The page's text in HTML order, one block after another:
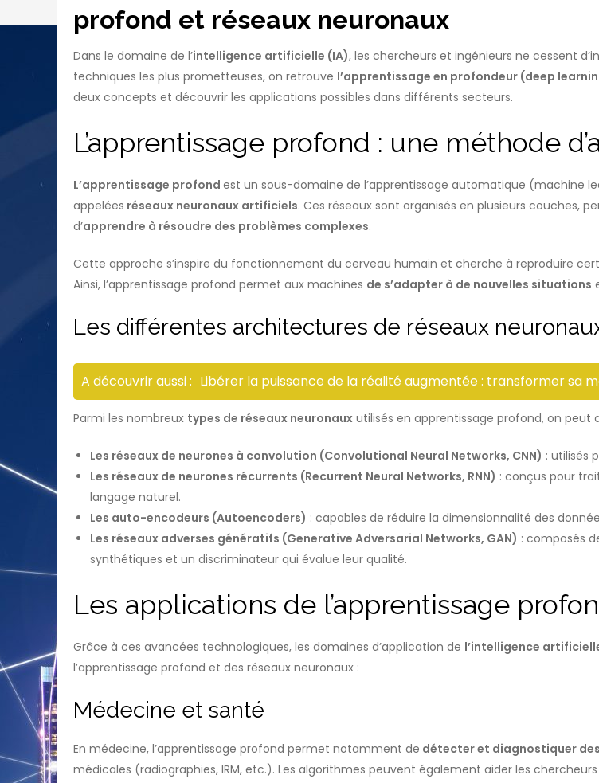
profond et réseaux neuronaux
Dans le domaine de l’intelligence artificielle (IA), les chercheurs et ingénieurs ne cessent
techniques les plus prometteuses, on retrouve l’apprentissage en profondeur (deep
deux concepts et découvrir les applications possibles dans différents secteurs.
L’apprentissage profond : une méthode
L’apprentissage profond est un sous-domaine de l’apprentissage automatique (machine
appelées réseaux neuronaux artificiels. Ces réseaux sont organisés en plusieurs couches,
d’apprendre à résoudre des problèmes complexes.
Cette approche s’inspire du fonctionnement du cerveau humain et cherche à reproduire
Ainsi, l’apprentissage profond permet aux machines de s’adapter à de nouvelles situations
Les différentes architectures de réseaux
A découvrir aussi : Libérer la puissance de la réalité augmentée : transformer sa
Parmi les nombreux types de réseaux neuronaux utilisés en apprentissage profond, on peut
Les réseaux de neurones à convolution (Convolutional Neural Networks, CNN) : utilisés
Les réseaux de neurones récurrents (Recurrent Neural Networks, RNN) : conçus pour
langage naturel.
Les auto-encodeurs (Autoencoders) : capables de réduire la dimensionnalité des
Les réseaux adverses génératifs (Generative Adversarial Networks, GAN) : composés
synthétiques et un discriminateur qui évalue leur qualité.
Les applications de l’apprentissage
Grâce à ces avancées technologiques, les domaines d’application de l’intelligence
l’apprentissage profond et des réseaux neuronaux :
Médecine et santé
En médecine, l’apprentissage profond permet notamment de détecter et diagnostiquer
médicales (radiographies, IRM, etc.). Les algorithmes peuvent également aider les